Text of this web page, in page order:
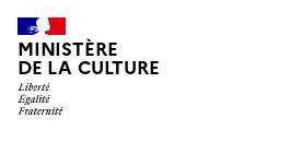
MINISTÈRE
DE LA CULTURE